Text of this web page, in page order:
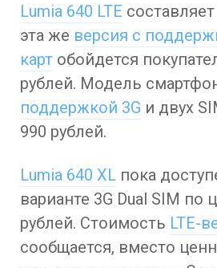
Lumia 640 LTE
эта же версия с
карт обойдется
рублей. Модель
поддержкой 3G и двух
990 рублей.
Lumia 640 XL пока
варианте 3G Dual SIM по
рублей. Стоимость LTE-
сообщается, вместо